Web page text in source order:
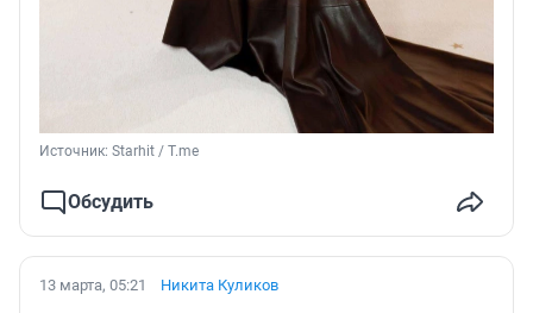
Источник: Starhit / T.me
Обсудить
13 марта, 05:21 Никита Куликов